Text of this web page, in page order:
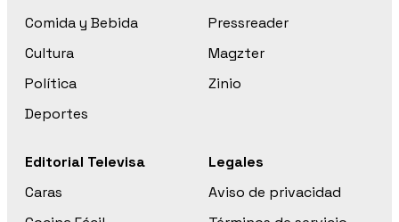
Comida y Bebida
Cultura
Política
Deportes
Pressreader
Magzter
Zinio
Editorial Televisa
Caras
Legales
Aviso de privacidad